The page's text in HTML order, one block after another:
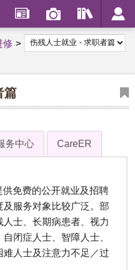
修
篇
务中心 CareER
免费的公开就业及招聘
服务对象比较广泛。部
士、长期病患者、视力
闭症人士、智障人士、
人士及注意力不足／过